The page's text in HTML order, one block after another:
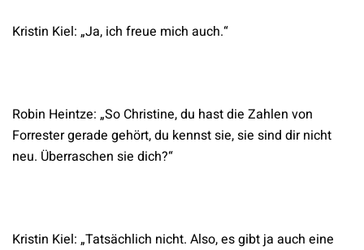
Kristin Kiel: „Ja, ich freue mich auch.“
Robin Heintze: „So Christine, du hast die Zahlen von
Forrester gerade gehört, du kennst sie, sie sind dir nicht
neu. Überraschen sie dich?“
Kristin Kiel: „Tatsächlich nicht. Also, es gibt ja auch eine